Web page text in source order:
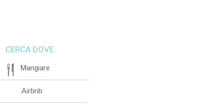
CERCA DOVE:
Mangiare
Airbnb